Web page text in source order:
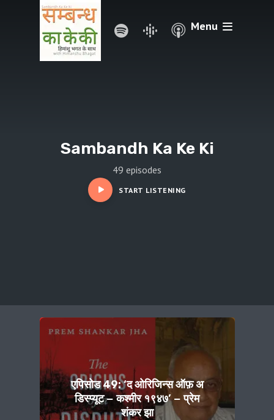
Menu
Sambandh Ka Ke Ki
49 episodes
START LISTENING
एपिसोड 49: ‘द ओरिजिन्स ऑफ़ अ
डिस्प्यूट − कश्मीर १९४७’ − प्रेम
शंकर झा